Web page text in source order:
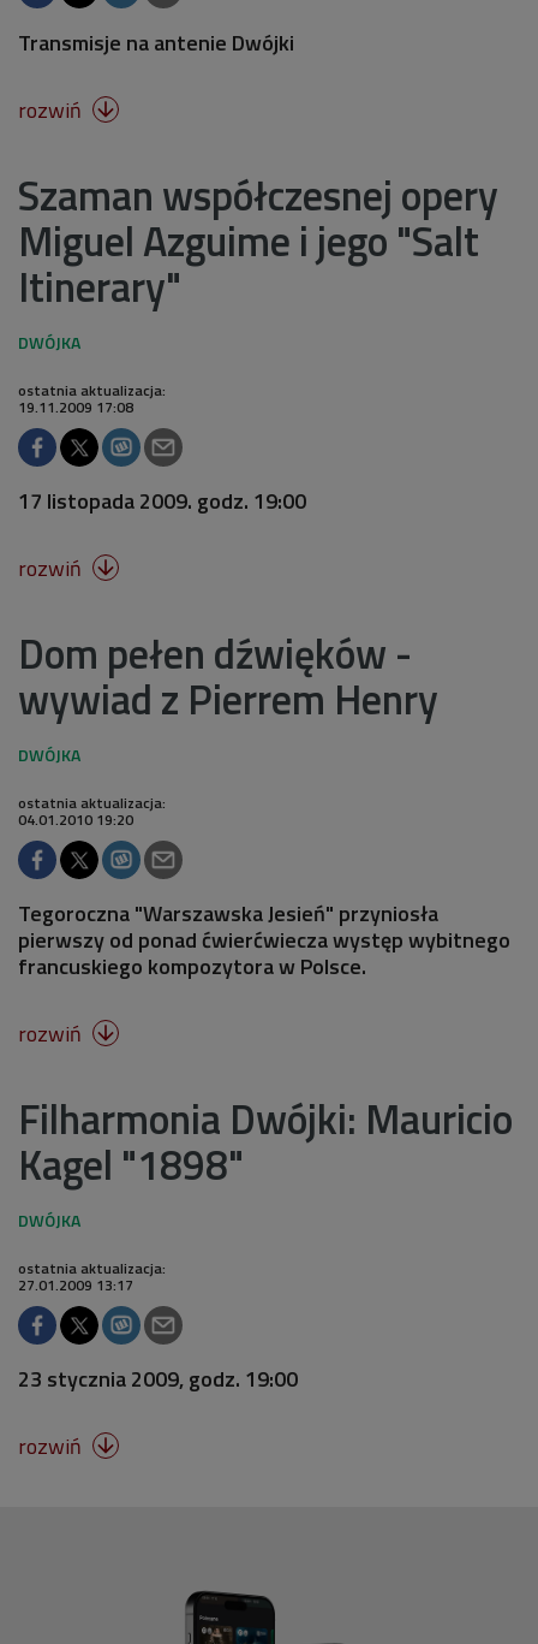
Transmisje na antenie Dwójki
rozwiń 
Szaman współczesnej opery
Miguel Azguime i jego "Salt
Itinerary"
ostatnia aktualizacja:
19.11.2009 17:08
17 listopada 2009. godz. 19:00
rozwiń 
Dom pełen dźwięków -
wywiad z Pierrem Henry
ostatnia aktualizacja:
04.01.2010 19:20
Tegoroczna "Warszawska Jesień" przyniosła
pierwszy od ponad ćwierćwiecza występ wybitnego
francuskiego kompozytora w Polsce.
rozwiń 
Filharmonia Dwójki: Mauricio
Kagel "1898"
ostatnia aktualizacja:
27.01.2009 13:17
23 stycznia 2009, godz. 19:00
rozwiń 